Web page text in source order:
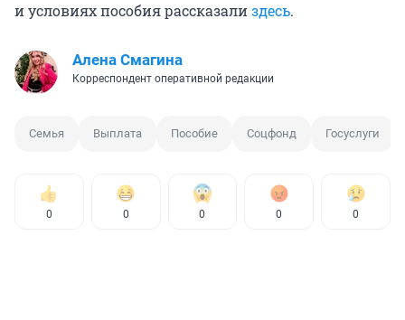
и условиях пособия рассказализдесь.
Алена Смагина
Корреспондент оперативной редакции
Семья Выплата Пособие Соцфонд Госуслуги
0 0 0 0 0